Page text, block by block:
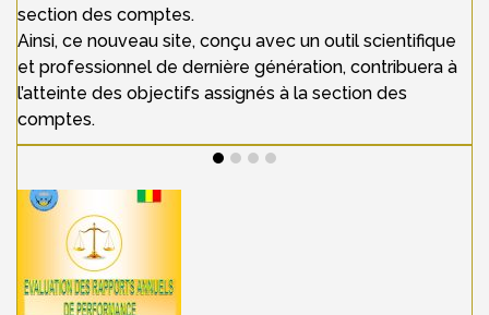
section des comptes.
Ainsi, ce nouveau site, conçu avec un outil scientifique
et professionnel de dernière génération, contribuera à
l’atteinte des objectifs assignés à la section des
comptes.